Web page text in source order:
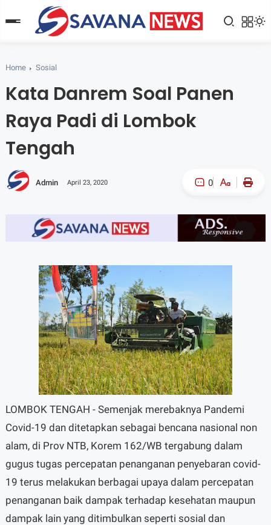
Home Sosial
Kata Danrem Soal Panen
Raya Padi di Lombok
Tengah
Admin April 23, 2020 0
A- A+
LOMBOK TENGAH - Semenjak merebaknya Pandemi
Covid-19 dan ditetapkan sebagai bencana nasional non
alam, di Prov NTB, Korem 162/WB tergabung dalam
gugus tugas percepatan penanganan penyebaran covid-
19 terus melakukan berbagai upaya dalam percepatan
penanganan baik dampak terhadap kesehatan maupun
dampak lain yang ditimbulkan seperti sosial dan